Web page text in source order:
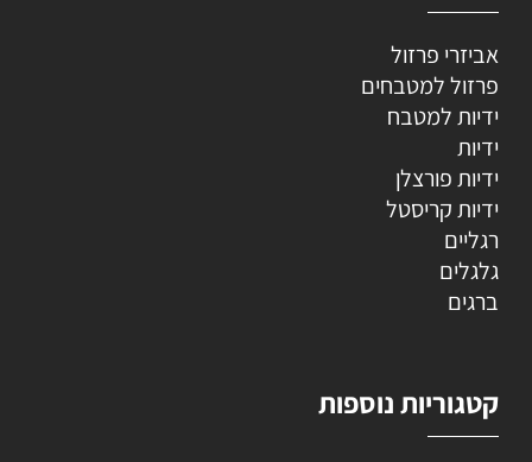
אביזרי פרזול
פרזול למטבחים
ידיות למטבח
ידיות
ידיות פורצלן
ידיות קריסטל
רגליים
גלגלים
ברגים
קטגוריות נוספות